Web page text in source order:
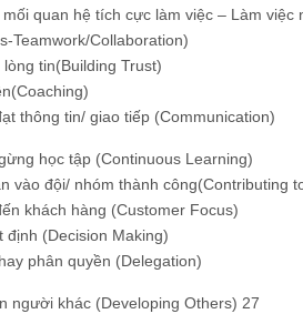
quan hệ tích cực làm việc – Làm việc
Teamwork/Collaboration)
tin(Building Trust)
thông tin/ giao tiếp (Communication)
học tập (Continuous Learning)
vào đội/ nhóm thành công(Contributing
khách hàng (Customer Focus)
định (Decision Making)
phân quyền (Delegation)
người khác (Developing Others) 27